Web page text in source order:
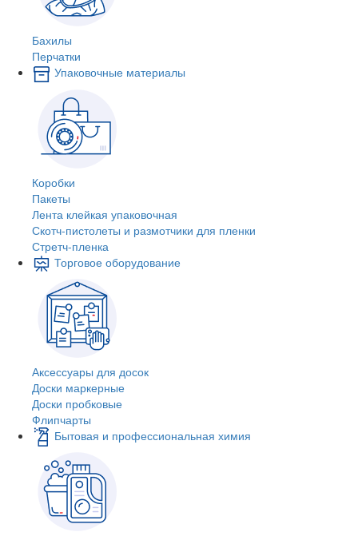
Бахилы
Перчатки
Упаковочные материалы
Коробки
Пакеты
Лента клейкая упаковочная
Скотч-пистолеты и размотчики для пленки
Стретч-пленка
Торговое оборудование
Аксессуары для досок
Доски маркерные
Доски пробковые
Флипчарты
Бытовая и профессиональная химия